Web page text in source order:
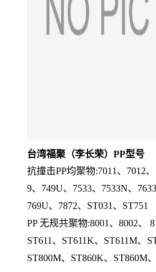
台湾福聚（李长荣）PP型号
抗撞击PP均聚物:7011、7012
9、749U、7533、7533N、
769U、7872、ST031、ST751
PP 无规共聚物:8001、8002、
ST611、ST611K、ST611M、
ST800M、ST860K、ST860M、